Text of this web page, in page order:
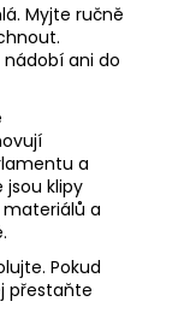
Myjte ručně
ani do
a
jsou klipy
a
Pokud
přestaňte